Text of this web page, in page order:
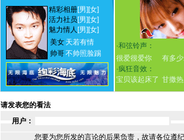
精彩相册[男] [女]
活力社员 [男] [女]
魅力情人 [男] [女]
美女 天若有情
帅哥不帅照脸踢
·和弦铃声：
很爱很爱你
有多
·疯狂音效：
宝贝该起床了 甘撒
请发表您的看法
用户：
您要为您所发的言论的后果负责，故请各位遵